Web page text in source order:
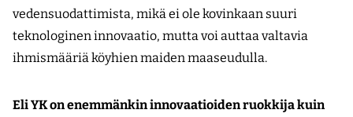
vedensuodattimista, mikä ei ole kovinkaan suuri
teknologinen innovaatio, mutta voi auttaa valtavia
ihmismääriä köyhien maiden maaseudulla.
Eli YK on enemmänkin innovaatioiden ruokkija kuin